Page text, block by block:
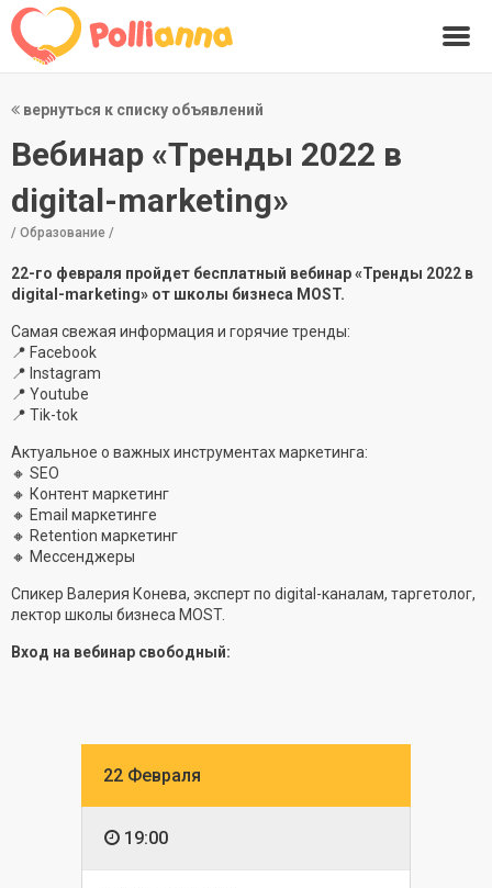
вернуться к списку объявлений
Вебинар «Тренды 2022 в
digital-marketing»
/ Образование /
22-го февраля пройдет бесплатный вебинар «Тренды 2022 в
digital-marketing» от школы бизнеса MOST.
Самая свежая информация и горячие тренды:
📍 Facebook
📍 Instagram
📍 Youtube
📍 Tik-tok
Актуальное о важных инструментах маркетинга:
🔸 SEO
🔸 Контент маркетинг
🔸 Email маркетинге
🔸 Retention маркетинг
🔸 Мессенджеры
Спикер Валерия Конева, эксперт по digital-каналам, таргетолог,
лектор школы бизнеса MOST.
Вход на вебинар свободный:
22 Февраля
19:00